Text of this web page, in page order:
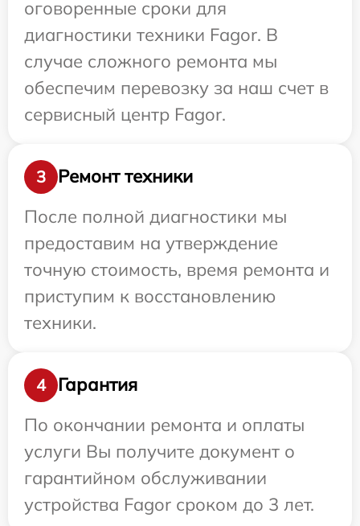
оговоренные сроки для
диагностики техники Fagor. В
случае сложного ремонта мы
обеспечим перевозку за наш счет в
сервисный центр Fagor.
3
Ремонт техники
После полной диагностики мы
предоставим на утверждение
точную стоимость, время ремонта и
приступим к восстановлению
техники.
4
Гарантия
По окончании ремонта и оплаты
услуги Вы получите документ о
гарантийном обслуживании
устройства Fagor сроком до 3 лет.